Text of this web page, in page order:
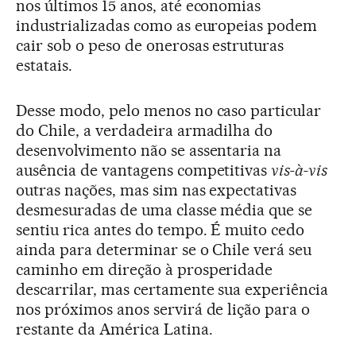
nos últimos 15 anos, até economias
industrializadas como as europeias podem
cair sob o peso de onerosas estruturas
estatais.
Desse modo, pelo menos no caso particular
do Chile, a verdadeira armadilha do
desenvolvimento não se assentaria na
ausência de vantagens competitivasvis-à-vis
outras nações, mas sim nas expectativas
desmesuradas de uma classe média que se
sentiu rica antes do tempo. É muito cedo
ainda para determinar se o Chile verá seu
caminho em direção à prosperidade
descarrilar, mas certamente sua experiência
nos próximos anos servirá de lição para o
restante da América Latina.